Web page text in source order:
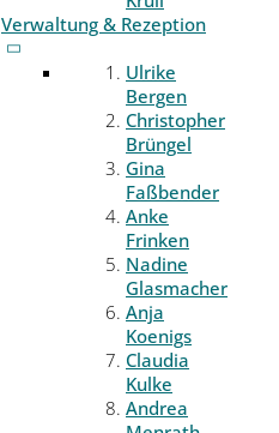
Verwaltung & Rezeption
Ulrike
Bergen
Christopher
Brüngel
Gina
Faßbender
Anke
Frinken
Nadine
Glasmacher
Anja
Koenigs
Claudia
Kulke
Andrea